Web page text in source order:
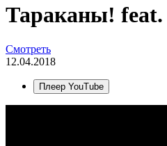
Тараканы! feat.
Смотреть
12.04.2018
Плеер YouTube